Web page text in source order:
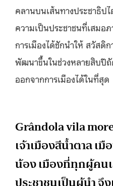
คลานบนเส้นทางประชาธิป
ความเป็นประชาชนที่เสมอ
การเมืองได้ชักนำให้ สวัสดิ
พัฒนาขึ้นในช่วงหลายสิบปี
ออกจากการเมืองได้ในที่สุด
Grândola vila
เจ้าเมืองสีน้ำตาล เ
น้อง เมืองที่ทุกผู้คน